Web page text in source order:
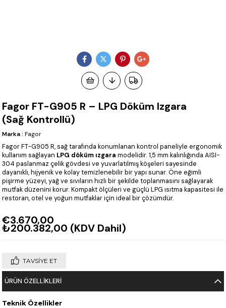
Fagor FT-G905 R – LPG Döküm Izgara
(Sağ Kontrollü)
Marka : Fagor
Fagor FT-G905 R, sağ tarafında konumlanan kontrol paneliyle ergonomik
kullanım sağlayan LPG döküm ızgara modelidir. 1,5 mm kalınlığında AISI-
304 paslanmaz çelik gövdesi ve yuvarlatılmış köşeleri sayesinde
dayanıklı, hijyenik ve kolay temizlenebilir bir yapı sunar. Öne eğimli
pişirme yüzeyi, yağ ve sıvıların hızlı bir şekilde toplanmasını sağlayarak
mutfak düzenini korur. Kompakt ölçüleri ve güçlü LPG ısıtma kapasitesi ile
restoran, otel ve yoğun mutfaklar için ideal bir çözümdür.
€3.670,00
₺200.382,00 (KDV Dahil)
TAVSIYE ET
ÜRÜN ÖZELLIKLERI
Teknik Özellikler